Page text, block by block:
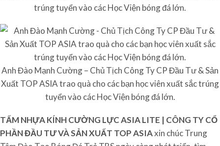
trúng tuyển vào các Học Viện bóng đá lớn.
Anh Đào Mạnh Cường – Chủ Tịch Công Ty CP Đầu Tư & Sản
Xuất TOP ASIA trao quà cho các bạn học viên xuất sắc trúng
tuyển vào các Học Viện bóng đá lớn.
TẤM NHỰA KÍNH CƯỜNG LỰC ASIA LITE | CÔNG TY CỔ
PHẦN ĐẦU TƯ VÀ SẢN XUẤT TOP ASIAxin chúc Trung